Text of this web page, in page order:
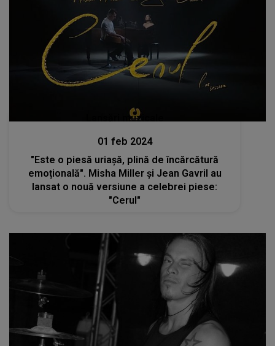
Lansări muzicale
01 feb 2024
"Este o piesă uriașă, plină de încărcătură
emoțională". Misha Miller și Jean Gavril au
lansat o nouă versiune a celebrei piese:
"Cerul"